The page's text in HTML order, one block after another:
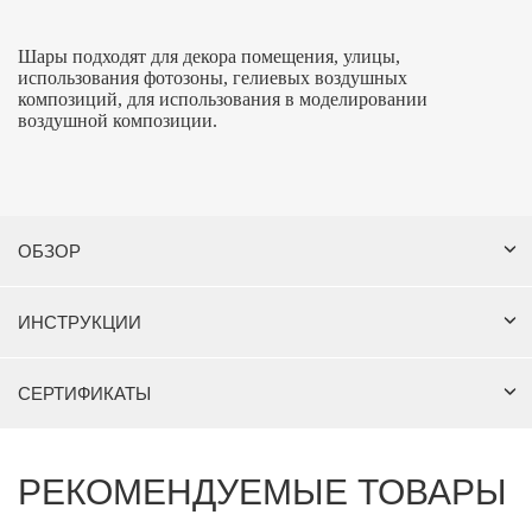
Шары подходят для декора помещения, улицы,
использования фотозоны, гелиевых воздушных
композиций, для использования в моделировании
воздушной композиции.
ОБЗОР
ИНСТРУКЦИИ
СЕРТИФИКАТЫ
РЕКОМЕНДУЕМЫЕ ТОВАРЫ